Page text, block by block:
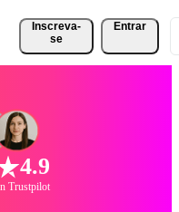
Inscreva-
se
Entrar
4.9
Trustpilot